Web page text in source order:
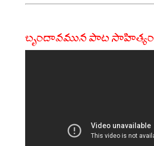
బృందావమున పాట సాహిత్యం